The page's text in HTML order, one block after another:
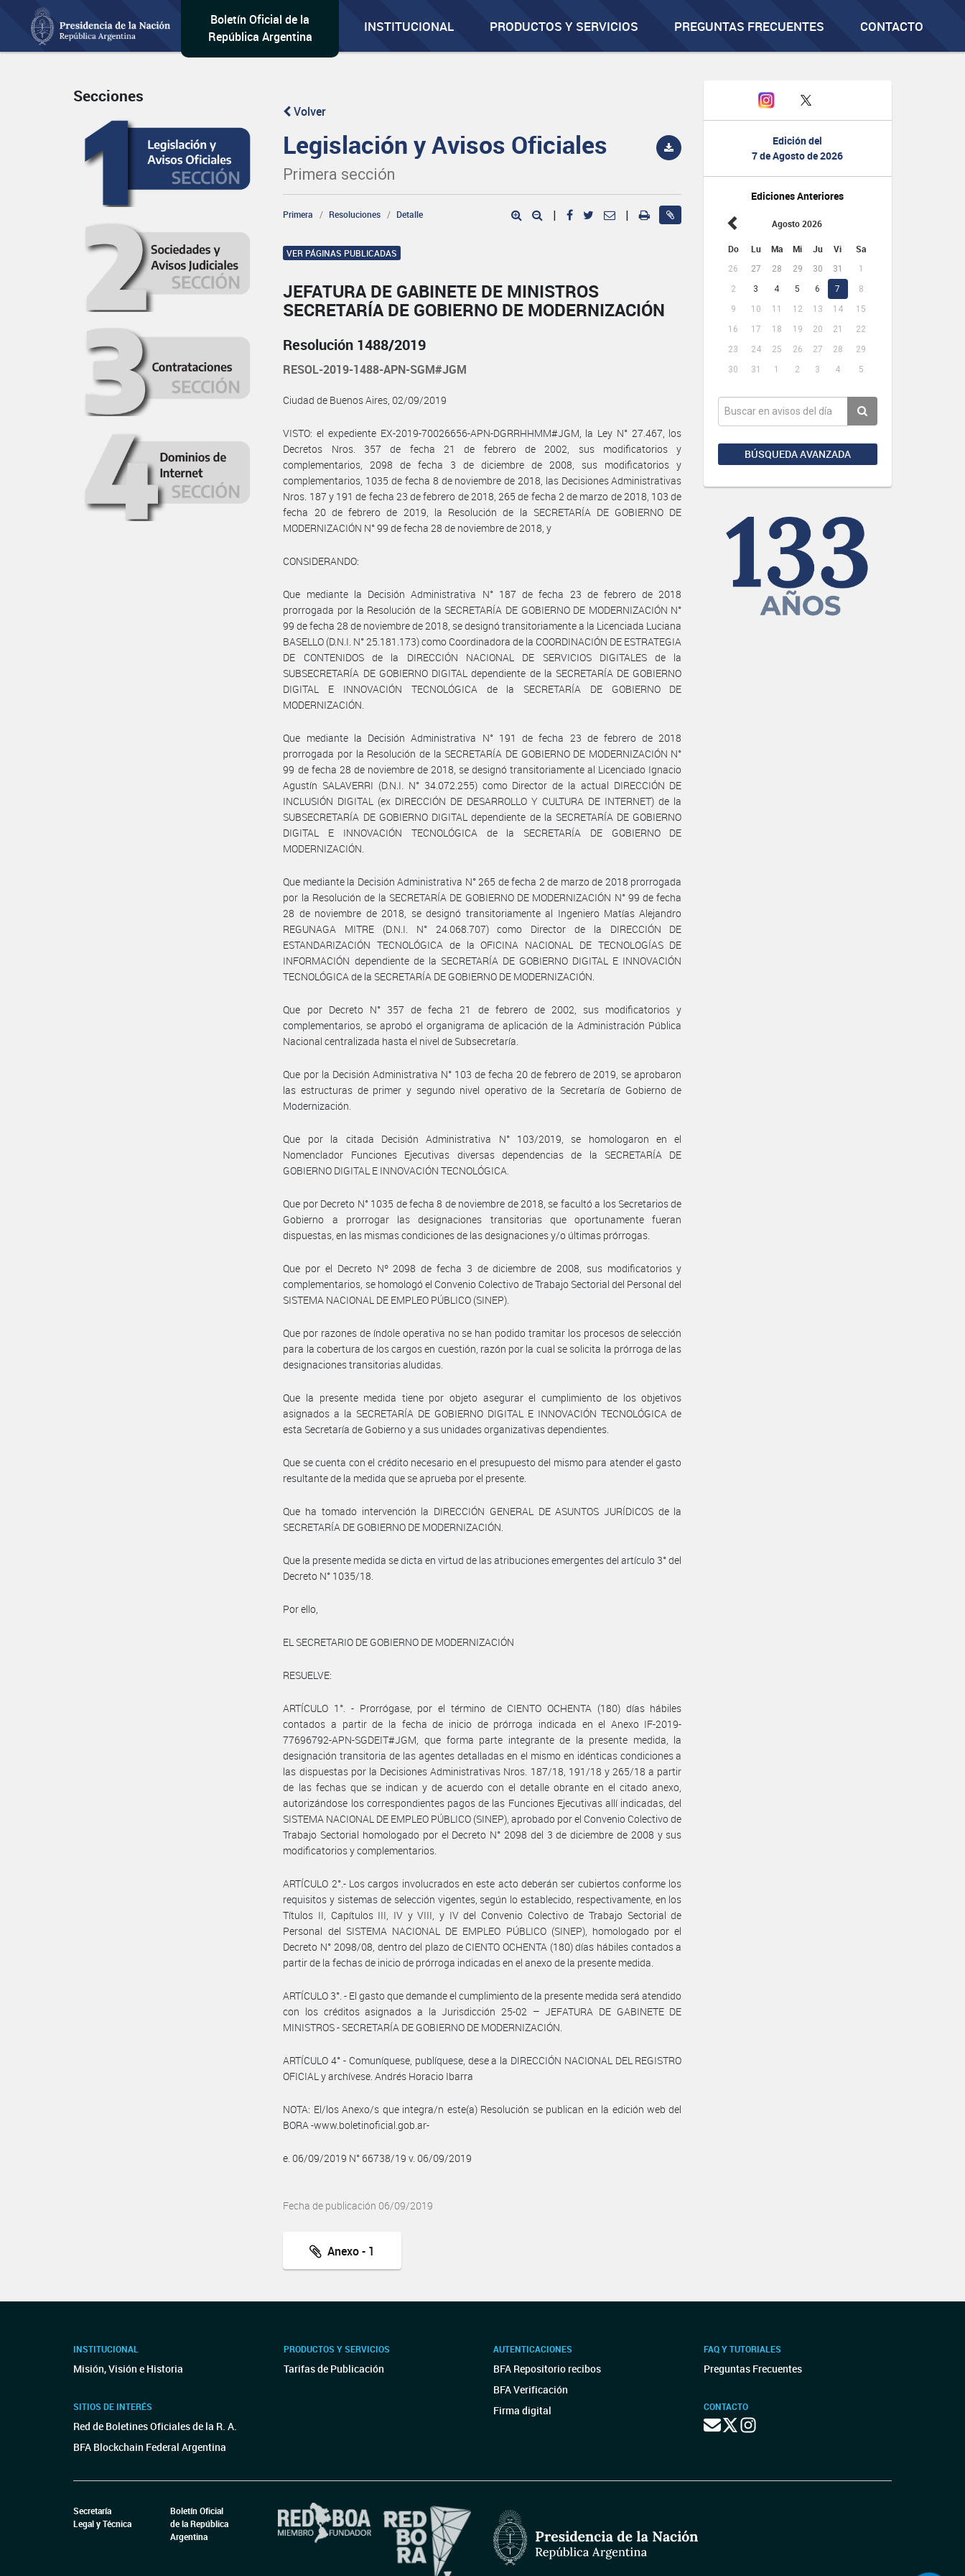
Boletín Oficial de la
República Argentina
INSTITUCIONAL PRODUCTOS Y SERVICIOS PREGUNTAS FRECUENTES CONTACTO
Edición del
7 de Agosto de 2026
Ediciones Anteriores
Agosto 2026
Do Lu Ma Mi Ju Vi Sa
26 27 28 29 30 31
1
2
3 4 5 6 7
8
9
10 11 12 13 14
15
16
17 18 19 20 21
22
23
24 25 26 27 28
29
30
31 1 2 3 4 5
BÚSQUEDA AVANZADA
Secciones
Volver
Legislación y Avisos Oficiales
Primera sección
Primera Resoluciones Detalle | |
VER PÁGINAS PUBLICADAS
JEFATURA DE GABINETE DE MINISTROS
SECRETARÍA DE GOBIERNO DE MODERNIZACIÓN
Resolución 1488/2019
RESOL-2019-1488-APN-SGM#JGM
Ciudad de Buenos Aires, 02/09/2019
VISTO: el expediente EX-2019-70026656-APN-DGRRHHMM#JGM, la Ley N° 27.467, los
Decretos Nros. 357 de fecha 21 de febrero de 2002, sus modificatorios y
complementarios, 2098 de fecha 3 de diciembre de 2008, sus modificatorios y
complementarios, 1035 de fecha 8 de noviembre de 2018, las Decisiones Administrativas
Nros. 187 y 191 de fecha 23 de febrero de 2018, 265 de fecha 2 de marzo de 2018, 103 de
fecha 20 de febrero de 2019, la Resolución de la SECRETARÍA DE GOBIERNO DE
MODERNIZACIÓN N° 99 de fecha 28 de noviembre de 2018, y
CONSIDERANDO:
Que mediante la Decisión Administrativa N° 187 de fecha 23 de febrero de 2018
prorrogada por la Resolución de la SECRETARÍA DE GOBIERNO DE MODERNIZACIÓN N°
99 de fecha 28 de noviembre de 2018, se designó transitoriamente a la Licenciada Luciana
BASELLO (D.N.I. N° 25.181.173) como Coordinadora de la COORDINACIÓN DE ESTRATEGIA
DE CONTENIDOS de la DIRECCIÓN NACIONAL DE SERVICIOS DIGITALES de la
SUBSECRETARÍA DE GOBIERNO DIGITAL dependiente de la SECRETARÍA DE GOBIERNO
DIGITAL E INNOVACIÓN TECNOLÓGICA de la SECRETARÍA DE GOBIERNO DE
MODERNIZACIÓN.
Que mediante la Decisión Administrativa N° 191 de fecha 23 de febrero de 2018
prorrogada por la Resolución de la SECRETARÍA DE GOBIERNO DE MODERNIZACIÓN N°
99 de fecha 28 de noviembre de 2018, se designó transitoriamente al Licenciado Ignacio
Agustín SALAVERRI (D.N.I. N° 34.072.255) como Director de la actual DIRECCIÓN DE
INCLUSIÓN DIGITAL (ex DIRECCIÓN DE DESARROLLO Y CULTURA DE INTERNET) de la
SUBSECRETARÍA DE GOBIERNO DIGITAL dependiente de la SECRETARÍA DE GOBIERNO
DIGITAL E INNOVACIÓN TECNOLÓGICA de la SECRETARÍA DE GOBIERNO DE
MODERNIZACIÓN.
Que mediante la Decisión Administrativa N° 265 de fecha 2 de marzo de 2018 prorrogada
por la Resolución de la SECRETARÍA DE GOBIERNO DE MODERNIZACIÓN N° 99 de fecha
28 de noviembre de 2018, se designó transitoriamente al Ingeniero Matías Alejandro
REGUNAGA MITRE (D.N.I. N° 24.068.707) como Director de la DIRECCIÓN DE
ESTANDARIZACIÓN TECNOLÓGICA de la OFICINA NACIONAL DE TECNOLOGÍAS DE
INFORMACIÓN dependiente de la SECRETARÍA DE GOBIERNO DIGITAL E INNOVACIÓN
TECNOLÓGICA de la SECRETARÍA DE GOBIERNO DE MODERNIZACIÓN.
Que por Decreto N° 357 de fecha 21 de febrero de 2002, sus modificatorios y
complementarios, se aprobó el organigrama de aplicación de la Administración Pública
Nacional centralizada hasta el nivel de Subsecretaría.
Que por la Decisión Administrativa N° 103 de fecha 20 de febrero de 2019, se aprobaron
las estructuras de primer y segundo nivel operativo de la Secretaría de Gobierno de
Modernización.
Que por la citada Decisión Administrativa N° 103/2019, se homologaron en el
Nomenclador Funciones Ejecutivas diversas dependencias de la SECRETARÍA DE
GOBIERNO DIGITAL E INNOVACIÓN TECNOLÓGICA.
Que por Decreto N° 1035 de fecha 8 de noviembre de 2018, se facultó a los Secretarios de
Gobierno a prorrogar las designaciones transitorias que oportunamente fueran
dispuestas, en las mismas condiciones de las designaciones y/o últimas prórrogas.
Que por el Decreto Nº 2098 de fecha 3 de diciembre de 2008, sus modificatorios y
complementarios, se homologó el Convenio Colectivo de Trabajo Sectorial del Personal del
SISTEMA NACIONAL DE EMPLEO PÚBLICO (SINEP).
Que por razones de índole operativa no se han podido tramitar los procesos de selección
para la cobertura de los cargos en cuestión, razón por la cual se solicita la prórroga de las
designaciones transitorias aludidas.
Que la presente medida tiene por objeto asegurar el cumplimiento de los objetivos
asignados a la SECRETARÍA DE GOBIERNO DIGITAL E INNOVACIÓN TECNOLÓGICA de
esta Secretaría de Gobierno y a sus unidades organizativas dependientes.
Que se cuenta con el crédito necesario en el presupuesto del mismo para atender el gasto
resultante de la medida que se aprueba por el presente.
Que ha tomado intervención la DIRECCIÓN GENERAL DE ASUNTOS JURÍDICOS de la
SECRETARÍA DE GOBIERNO DE MODERNIZACIÓN.
Que la presente medida se dicta en virtud de las atribuciones emergentes del artículo 3° del
Decreto N° 1035/18.
Por ello,
EL SECRETARIO DE GOBIERNO DE MODERNIZACIÓN
RESUELVE:
ARTÍCULO 1°. - Prorrógase, por el término de CIENTO OCHENTA (180) días hábiles
contados a partir de la fecha de inicio de prórroga indicada en el Anexo IF-2019-
77696792-APN-SGDEIT#JGM, que forma parte integrante de la presente medida, la
designación transitoria de las agentes detalladas en el mismo en idénticas condiciones a
las dispuestas por la Decisiones Administrativas Nros. 187/18, 191/18 y 265/18 a partir
de las fechas que se indican y de acuerdo con el detalle obrante en el citado anexo,
autorizándose los correspondientes pagos de las Funciones Ejecutivas allí indicadas, del
SISTEMA NACIONAL DE EMPLEO PÚBLICO (SINEP), aprobado por el Convenio Colectivo de
Trabajo Sectorial homologado por el Decreto N° 2098 del 3 de diciembre de 2008 y sus
modificatorios y complementarios.
ARTÍCULO 2°.- Los cargos involucrados en este acto deberán ser cubiertos conforme los
requisitos y sistemas de selección vigentes, según lo establecido, respectivamente, en los
Títulos II, Capítulos III, IV y VIII, y IV del Convenio Colectivo de Trabajo Sectorial de
Personal del SISTEMA NACIONAL DE EMPLEO PÚBLICO (SINEP), homologado por el
Decreto N° 2098/08, dentro del plazo de CIENTO OCHENTA (180) días hábiles contados a
partir de la fechas de inicio de prórroga indicadas en el anexo de la presente medida.
ARTÍCULO 3°. - El gasto que demande el cumplimiento de la presente medida será atendido
con los créditos asignados a la Jurisdicción 25-02 – JEFATURA DE GABINETE DE
MINISTROS - SECRETARÍA DE GOBIERNO DE MODERNIZACIÓN.
ARTÍCULO 4° - Comuníquese, publíquese, dese a la DIRECCIÓN NACIONAL DEL REGISTRO
OFICIAL y archívese. Andrés Horacio Ibarra
NOTA: El/los Anexo/s que integra/n este(a) Resolución se publican en la edición web del
BORA -www.boletinoficial.gob.ar-
e. 06/09/2019 N° 66738/19 v. 06/09/2019
Fecha de publicación 06/09/2019
Anexo - 1
INSTITUCIONAL
Misión, Visión e Historia
SITIOS DE INTERÉS
Red de Boletines Oficiales de la R. A.
BFA Blockchain Federal Argentina
PRODUCTOS Y SERVICIOS
Tarifas de Publicación
AUTENTICACIONES
BFA Repositorio recibos
BFA Verificación
Firma digital
FAQ Y TUTORIALES
Preguntas Frecuentes
CONTACTO
Secretaría
Legal y Técnica
Boletín Oficial
de la República
Argentina